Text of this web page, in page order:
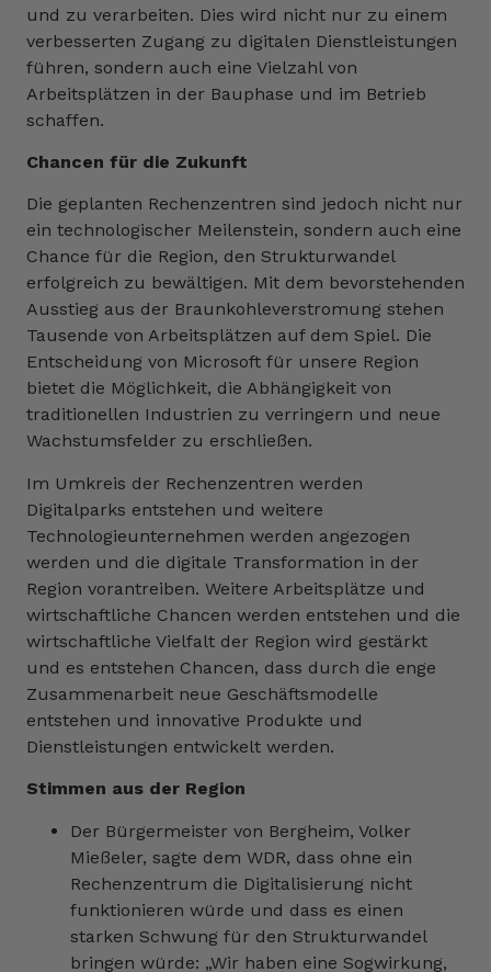
und zu verarbeiten. Dies wird nicht nur zu einem
verbesserten Zugang zu digitalen Dienstleistungen
führen, sondern auch eine Vielzahl von
Arbeitsplätzen in der Bauphase und im Betrieb
schaffen.
Chancen für die Zukunft
Die geplanten Rechenzentren sind jedoch nicht nur
ein technologischer Meilenstein, sondern auch eine
Chance für die Region, den Strukturwandel
erfolgreich zu bewältigen. Mit dem bevorstehenden
Ausstieg aus der Braunkohleverstromung stehen
Tausende von Arbeitsplätzen auf dem Spiel. Die
Entscheidung von Microsoft für unsere Region
bietet die Möglichkeit, die Abhängigkeit von
traditionellen Industrien zu verringern und neue
Wachstumsfelder zu erschließen.
Im Umkreis der Rechenzentren werden
Digitalparks entstehen und weitere
Technologieunternehmen werden angezogen
werden und die digitale Transformation in der
Region vorantreiben. Weitere Arbeitsplätze und
wirtschaftliche Chancen werden entstehen und die
wirtschaftliche Vielfalt der Region wird gestärkt
und es entstehen Chancen, dass durch die enge
Zusammenarbeit neue Geschäftsmodelle
entstehen und innovative Produkte und
Dienstleistungen entwickelt werden.
Stimmen aus der Region
Der Bürgermeister von Bergheim, Volker
Mießeler, sagte dem WDR, dass ohne ein
Rechenzentrum die Digitalisierung nicht
funktionieren würde und dass es einen
starken Schwung für den Strukturwandel
bringen würde: „Wir haben eine Sogwirkung,